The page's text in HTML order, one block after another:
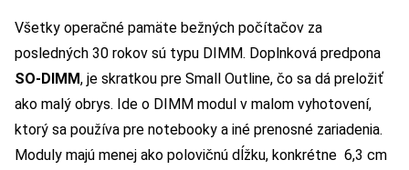
Všetky operačné pamäte bežných počítačov za
posledných 30 rokov sú typu DIMM. Doplnková predpona
SO-DIMM, je skratkou pre Small Outline, čo sa dá preložiť
ako malý obrys. Ide o DIMM modul v malom vyhotovení,
ktorý sa používa pre notebooky a iné prenosné zariadenia.
Moduly majú menej ako polovičnú dĺžku, konkrétne 6,3 cm